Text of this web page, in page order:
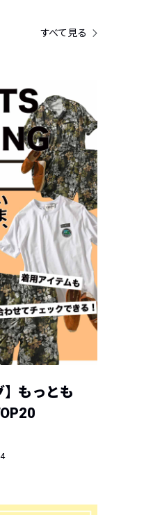
すべて見る
】もっとも